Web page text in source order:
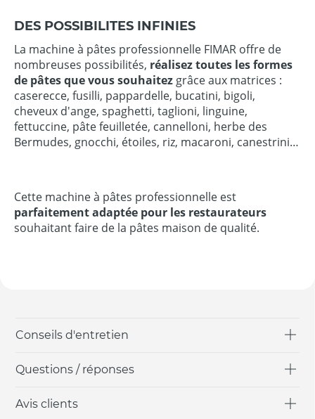
Conseils d'entretien
Questions / réponses
Avis clients
DES POSSIBILITES INFINIES
La machine à pâtes professionnelle FIMAR offre de
nombreuses possibilités, réalisez toutes les formes
de pâtes que vous souhaitez grâce aux matrices :
caserecce, fusilli, pappardelle, bucatini, bigoli,
cheveux d'ange, spaghetti, taglioni, linguine,
fettuccine, pâte feuilletée, cannelloni, herbe des
Bermudes, gnocchi, étoiles, riz, macaroni, canestrini…
Cette machine à pâtes professionnelle est
parfaitement adaptée pour les restaurateurs
souhaitant faire de la pâtes maison de qualité.